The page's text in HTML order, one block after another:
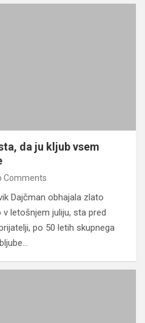
da ju kljub vsem
Comments
Dajčman obhajala zlato
letošnjem juliju, sta pred
po 50 letih skupnega